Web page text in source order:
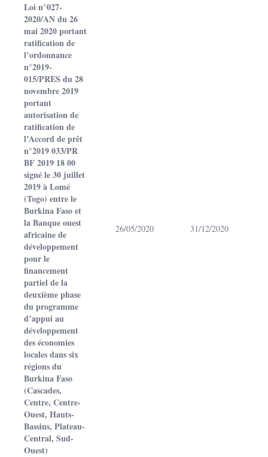
Loi n°027-
2020/AN du 26
mai 2020 portant
ratification de
l’ordonnance
n°2019-
015/PRES du 28
novembre 2019
portant
autorisation de
ratification de
l’Accord de prêt
n°2019 033/PR
BF 2019 18 00
signé le 30 juillet
2019 à Lomé
(Togo) entre le
Burkina Faso et
la Banque ouest
africaine de
développement
pour le
financement
partiel de la
deuxième phase
du programme
d’appui au
développement
des économies
locales dans six
régions du
Burkina Faso
(Cascades,
Centre, Centre-
Ouest, Hauts-
Bassins, Plateau-
Central, Sud-
Ouest)
26/05/2020 31/12/2020